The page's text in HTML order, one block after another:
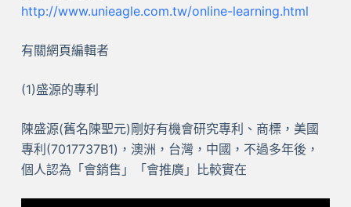
http://www.unieagle.com.tw/online-learning.html
有關網頁編輯者
(1)盛源的專利
陳盛源(舊名陳聖元)剛好有機會研究專利、商標，美國
專利(7017737B1)，澳洲，台灣，中國，不過多年後，
個人認為「會銷售」「會推廣」比較實在